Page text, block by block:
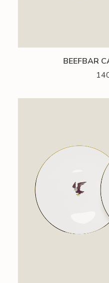
AJOUTER AU PANIER
BEEFBAR